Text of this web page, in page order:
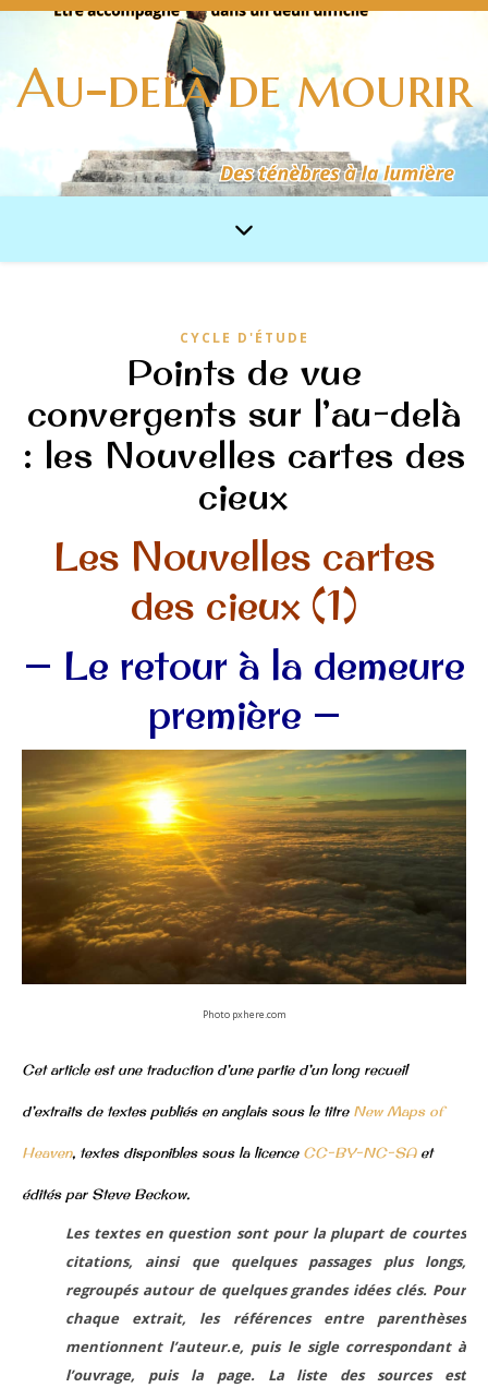
Au-delà de mourir
CYCLE D'ÉTUDE
Points de vue
convergents sur l’au-delà
: les Nouvelles cartes des
cieux
Les Nouvelles cartes
des cieux (1)
— Le retour à la demeure
première —
Photo pxhere.com
Cet article est une traduction d’une partie d’un long recueil
d’extraits de textes publiés en anglais sous le titre New Maps of
Heaven, textes disponibles sous la licence CC-BY-NC-SAet
édités par Steve Beckow.
Les textes en question sont pour la plupart de courtes
citations, ainsi que quelques passages plus longs,
regroupés autour de quelques grandes idées clés. Pour
chaque extrait, les références entre parenthèses
mentionnent l’auteur.e, puis le sigle correspondant à
l’ouvrage, puis la page. La liste des sources est